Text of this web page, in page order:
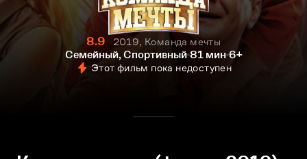
8.9
2019, Команда мечты
Семейный, Спортивный 81 мин 6+
Этот фильм пока недоступен